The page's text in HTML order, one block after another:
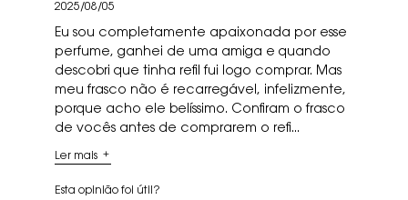
2025/08/05
Eu sou completamente apaixonada por esse
perfume, ganhei de uma amiga e quando
descobri que tinha refil fui logo comprar. Mas
meu frasco não é recarregável, infelizmente,
porque acho ele belíssimo. Confiram o frasco
de vocês antes de comprarem o refi...
Ler mais
Esta opinião foi útil?